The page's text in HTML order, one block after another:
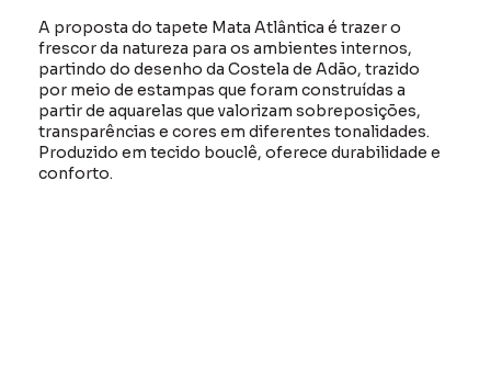
A proposta do tapete Mata Atlântica é trazer o
frescor da natureza para os ambientes internos,
partindo do desenho da Costela de Adão, trazido
por meio de estampas que foram construídas a
partir de aquarelas que valorizam sobreposições,
transparências e cores em diferentes tonalidades.
Produzido em tecido bouclê, oferece durabilidade e
conforto.